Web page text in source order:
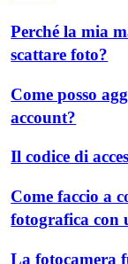
Perché la mia
scattare foto?
Come posso
account?
Il codice di
Come faccio a
fotografica con
La fotocamera